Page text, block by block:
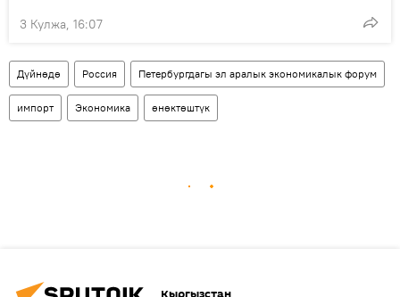
3 Кулжа, 16:07
Дүйнөдө Россия Петербургдагы эл аралык экономикалык форум
импорт Экономика өнөктөштүк